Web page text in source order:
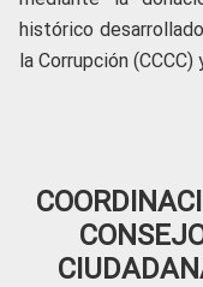
histórico
la Corrupción (CCCC)